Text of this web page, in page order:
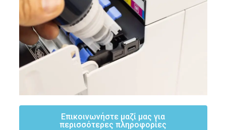
Επικοινωνήστε μαζί μας για
περισσότερες πληροφορίες